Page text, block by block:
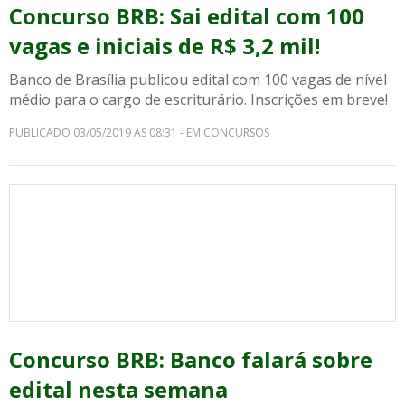
Concurso BRB: Sai edital com 100
vagas e iniciais de R$ 3,2 mil!
Banco de Brasília publicou edital com 100 vagas de nível
médio para o cargo de escriturário. Inscrições em breve!
PUBLICADO 03/05/2019 AS 08:31 - EM CONCURSOS
Concurso BRB: Banco falará sobre
edital nesta semana